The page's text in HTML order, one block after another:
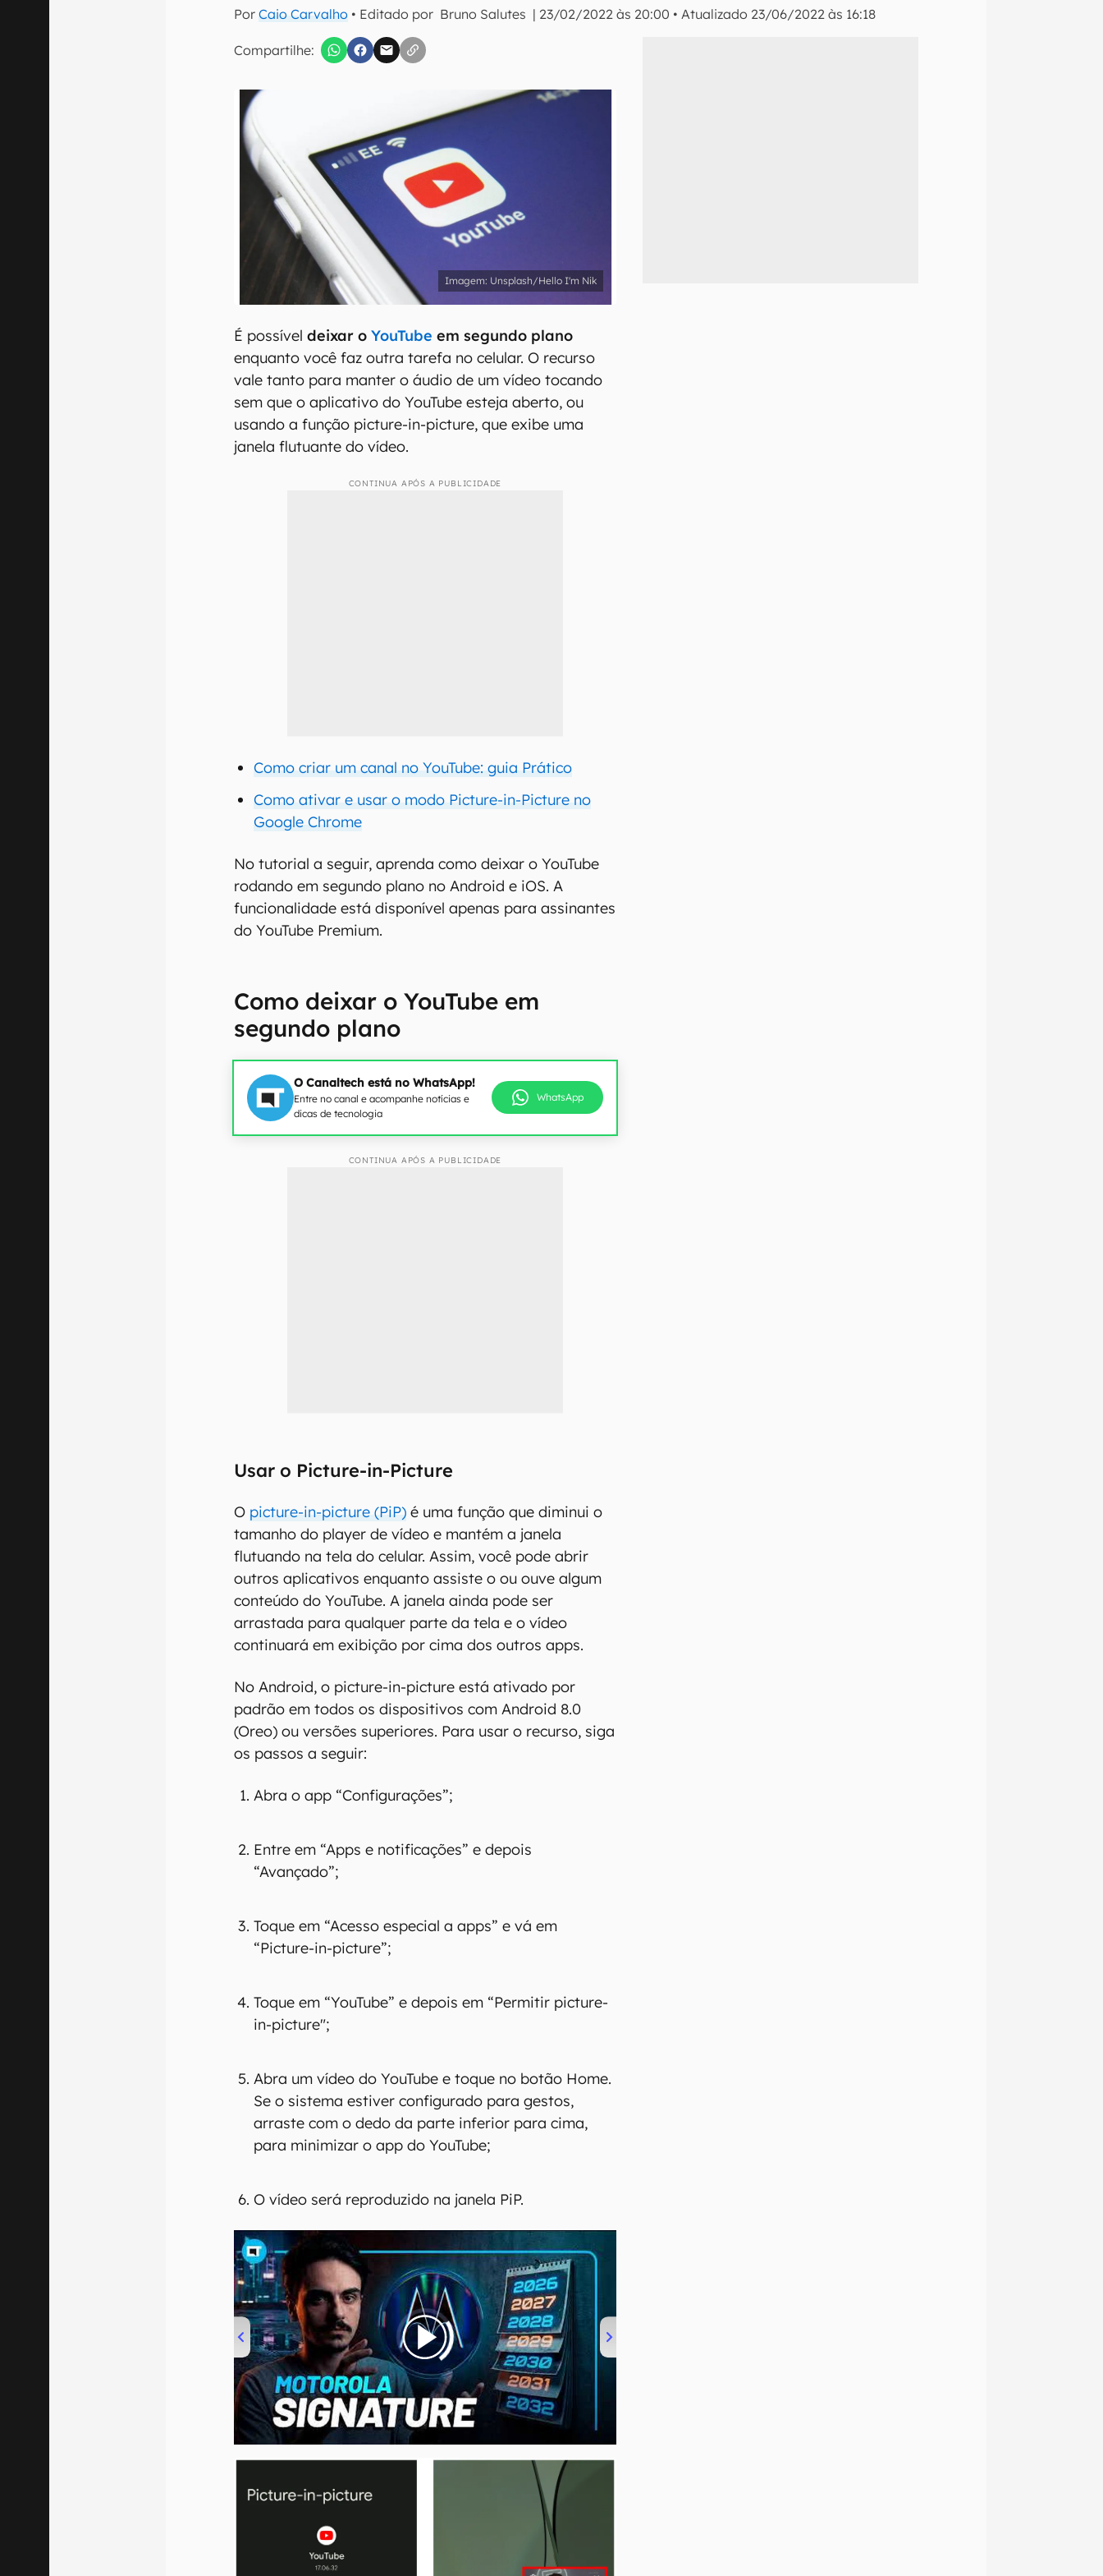
PorCaio Carvalho • Editado por Bruno Salutes | 23/02/2022 às 20:00 •Atualizado 23/06/2022 às 16:18
Compartilhe:
Confirmo que li, aceito e concordo com os
Unsplash/Hello I'm Nik
É possíveldeixar oYouTube em segundo plano
enquanto você faz outra tarefa no celular. O recurso
vale tanto para manter o áudio de um vídeo tocando
sem que o aplicativo do YouTube esteja aberto, ou
usando a função picture-in-picture, que exibe uma
janela flutuante do vídeo.
CONTINUA APÓS A PUBLICIDADE
Como criar um canal no YouTube: guia Prático
Como ativar e usar o modo Picture-in-Picture no
Google Chrome
No tutorial a seguir, aprenda como deixar o YouTube
rodando em segundo plano no Android e iOS. A
funcionalidade está disponível apenas para assinantes
do YouTube Premium.
Como deixar o YouTube em
segundo plano
O Canaltech está no WhatsApp!
Entre no canal e acompanhe notícias e
dicas de tecnologia
WhatsApp
CONTINUA APÓS A PUBLICIDADE
Usar o Picture-in-Picture
O picture-in-picture (PiP) é uma função que diminui o
tamanho do player de vídeo e mantém a janela
flutuando na tela do celular. Assim, você pode abrir
outros aplicativos enquanto assiste o ou ouve algum
conteúdo do YouTube. A janela ainda pode ser
arrastada para qualquer parte da tela e o vídeo
continuará em exibição por cima dos outros apps.
No Android, o picture-in-picture está ativado por
padrão em todos os dispositivos com Android 8.0
(Oreo) ou versões superiores. Para usar o recurso, siga
os passos a seguir:
Abra o app “Configurações”;
Entre em “Apps e notificações” e depois
“Avançado”;
Toque em “Acesso especial a apps” e vá em
“Picture-in-picture”;
Toque em “YouTube” e depois em “Permitir picture-
in-picture";
Abra um vídeo do YouTube e toque no botão Home.
Se o sistema estiver configurado para gestos,
arraste com o dedo da parte inferior para cima,
para minimizar o app do YouTube;
O vídeo será reproduzido na janela PiP.
00:00 20:46